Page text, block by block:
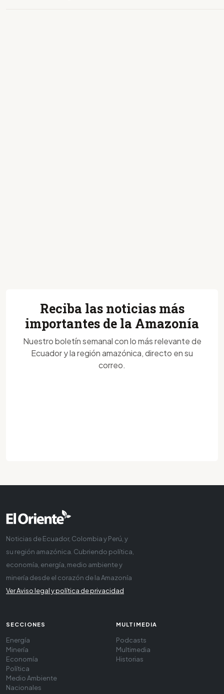
Reciba las noticias más
importantes de la Amazonía
Nuestro boletín semanal con lo más relevante de
Ecuador y la región amazónica, directo en su
correo.
Noticias de Ecuador, Colombia y Perú, y
su región amazónica. Cubriendo política,
economía, energía, medio ambiente y
minería desde el corazón de la Amazonía
Ver Aviso legal y política de privacidad
SECCIONES
Energía
Minería
Economía
Política
Medio Ambiente
Nacionales
MULTIMEDIA
Podcasts
Multimedia
Historias